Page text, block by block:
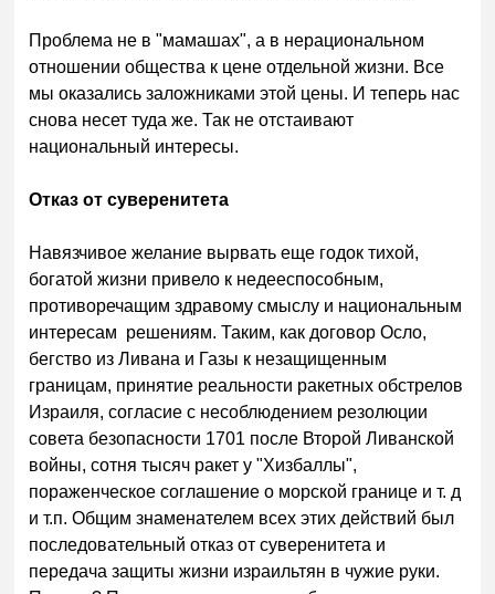
Проблема не в "мамашах", а в нерациональном
отношении общества к цене отдельной жизни. Все
мы оказались заложниками этой цены. И теперь нас
снова несет туда же. Так не отстаивают
национальный интересы.
Отказ от суверенитета
Навязчивое желание вырвать еще годок тихой,
богатой жизни привело к недееспособным,
противоречащим здравому смыслу и национальным
интересам решениям. Таким, как договор Осло,
бегство из Ливана и Газы к незащищенным
границам, принятие реальности ракетных обстрелов
Израиля, согласие с несоблюдением резолюции
совета безопасности 1701 после Второй Ливанской
войны, сотня тысяч ракет у "Хизбаллы",
пораженческое соглашение о морской границе и т. д
и т.п. Общим знаменателем всех этих действий был
последовательный отказ от суверенитета и
передача защиты жизни израильтян в чужие руки.